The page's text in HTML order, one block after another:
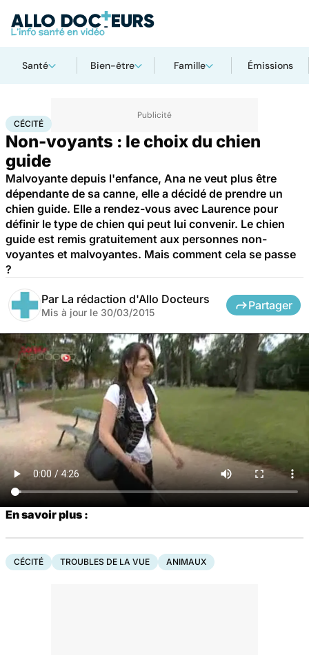
Santé Bien-être Famille Émissions
AccueilBien-être
CÉCITÉ
Non-voyants : le choix du chien
guide
Malvoyante depuis l'enfance, Ana ne veut plus être
dépendante de sa canne, elle a décidé de prendre un
chien guide. Elle a rendez-vous avec Laurence pour
définir le type de chien qui peut lui convenir. Le chien
guide est remis gratuitement aux personnes non-
voyantes et malvoyantes. Mais comment cela se passe
?
Par La rédaction d'Allo Docteurs
Mis à jour le 30/03/2015
Partager
En savoir plus :
CÉCITÉ TROUBLES DE LA VUE ANIMAUX